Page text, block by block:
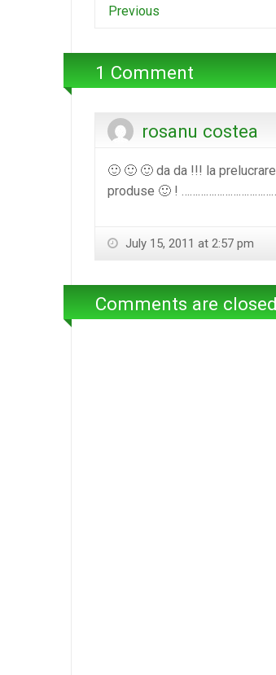
Previous
1 Comment
rosanu costea
🙂 🙂 🙂 da da !!! la
produse 🙂 !
July 15, 2011 at 2:57 pm
Comments are